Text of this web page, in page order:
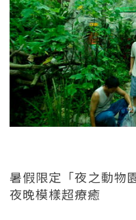
暑假限定「夜之動物
夜晚模樣超療癒